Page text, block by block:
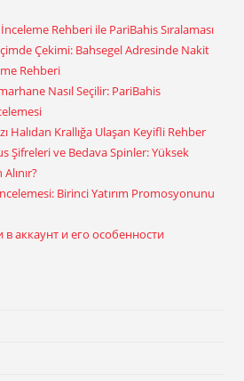
Rehberi ile PariBahis Sıralaması
Çekimi: Bahsegel Adresinde Nakit
Rehberi
Nasıl Seçilir: PariBahis
Halıdan Krallığa Ulaşan Keyifli Rehber
Şifreleri ve Bedava Spinler: Yüksek
Birinci Yatırım Promosyonunu
в аккаунт и его особенности